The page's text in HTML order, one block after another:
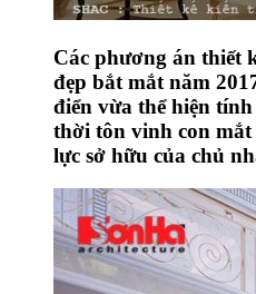
Các phương án thiết
đẹp bắt mắt năm
điển vừa thể hiện
thời tôn vinh con
lực sở hữu của chủ